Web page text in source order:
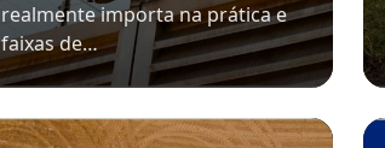
realmente importa na prática e
faixas de…